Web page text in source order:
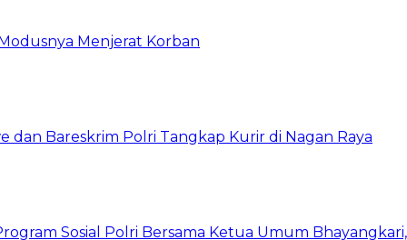
Menjerat Korban
dan Bareskrim Polri Tangkap Kurir di Nagan Raya
Sosial Polri Bersama Ketua Umum